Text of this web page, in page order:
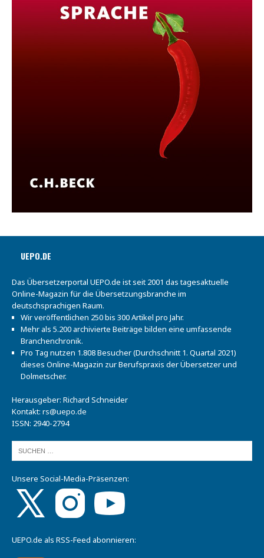
UEPO.DE
Das Übersetzerportal UEPO.de ist seit 2001 das tagesaktuelle
Online-Magazin für die Übersetzungsbranche im
deutschsprachigen Raum.
Wir veröffentlichen 250 bis 300 Artikel pro Jahr.
Mehr als 5.200 archivierte Beiträge bilden eine umfassende
Branchenchronik.
Pro Tag nutzen 1.808 Besucher (Durchschnitt 1. Quartal 2021)
dieses Online-Magazin zur Berufspraxis der Übersetzer und
Dolmetscher.
Herausgeber: Richard Schneider
Kontakt: rs@uepo.de
ISSN: 2940-2794
Unsere Social-Media-Präsenzen:
UEPO.de als RSS-Feed abonnieren: